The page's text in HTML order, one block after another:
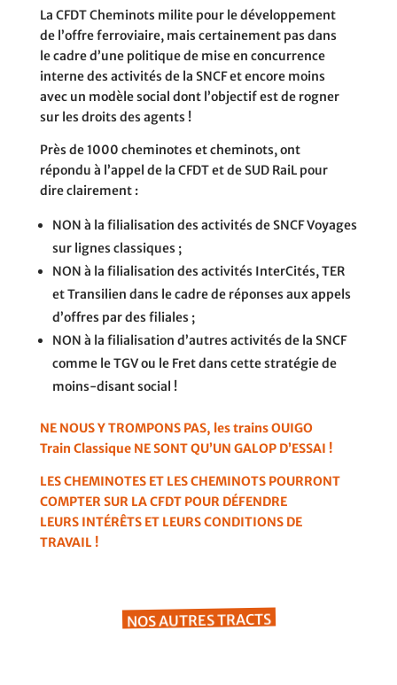
La CFDT Cheminots milite pour le développement
de l’offre ferroviaire, mais certainement pas dans
le cadre d’une politique de mise en concurrence
interne des activités de la SNCF et encore moins
avec un modèle social dont l’objectif est de rogner
sur les droits des agents !
Près de 1000 cheminotes et cheminots, ont
répondu à l’appel de la CFDT et de SUD RaiL pour
dire clairement :
NON à la filialisation des activités de SNCF Voyages
sur lignes classiques ;
NON à la filialisation des activités InterCités, TER
et Transilien dans le cadre de réponses aux appels
d’offres par des filiales ;
NON à la filialisation d’autres activités de la SNCF
comme le TGV ou le Fret dans cette stratégie de
moins-disant social !
NE NOUS Y TROMPONS PAS, les trains OUIGO
Train Classique NE SONT QU’UN GALOP D’ESSAI !
LES CHEMINOTES ET LES CHEMINOTS POURRONT
COMPTER SUR LA CFDT POUR DÉFENDRE
LEURS INTÉRÊTS ET LEURS CONDITIONS DE
TRAVAIL !
NOS AUTRES TRACTS